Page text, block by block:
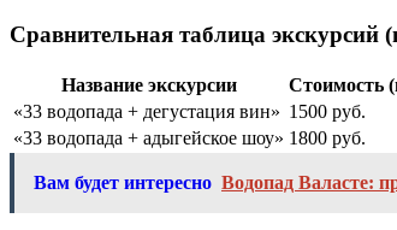
Сравнительная таблица экскурсий
Название экскурсии Стоимость
«33 водопада + дегустация вин» 1500 руб.
«33 водопада + адыгейское шоу» 1800 руб.
Вам будет интересно Водопад Валасте: